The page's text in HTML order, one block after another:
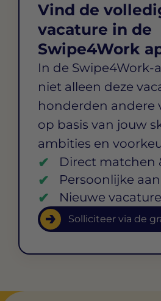
Vind de
vacature in de
Swipe4Work
In de Swipe4Work-
niet alleen deze
honderden andere
op basis van jouw
ambities en
Direct matchen
Persoonlijke
Nieuwe
Solliciteer via de